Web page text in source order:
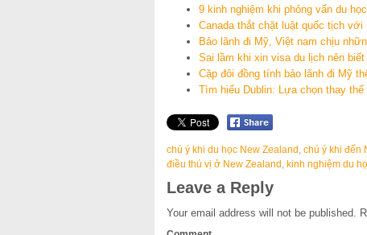
9 kinh nghiệm khi phỏng vấn du
Canada thắt chặt luật quốc tịch với
Bảo lãnh đi Mỹ, Việt nam chịu
Sai lầm khi xin visa du lịch nên biết
Cặp đôi đồng tính bảo lãnh đi Mỹ
Tìm hiểu Dublin: Lựa chọn thay thế
chú ý khi du học New Zealand , chú ý khi đến
điều thú vị ở New Zealand , kinh nghiệm du
Leave a Reply
Your email address will not be published.